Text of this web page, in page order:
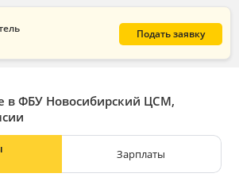
Подать заявку
в ФБУ Новосибирский ЦСМ,
Зарплаты